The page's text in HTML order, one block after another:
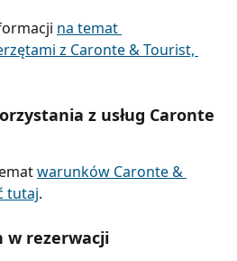
na temat
z Caronte & Tourist,
z usług Caronte
warunków Caronte &
tutaj.
w rezerwacji